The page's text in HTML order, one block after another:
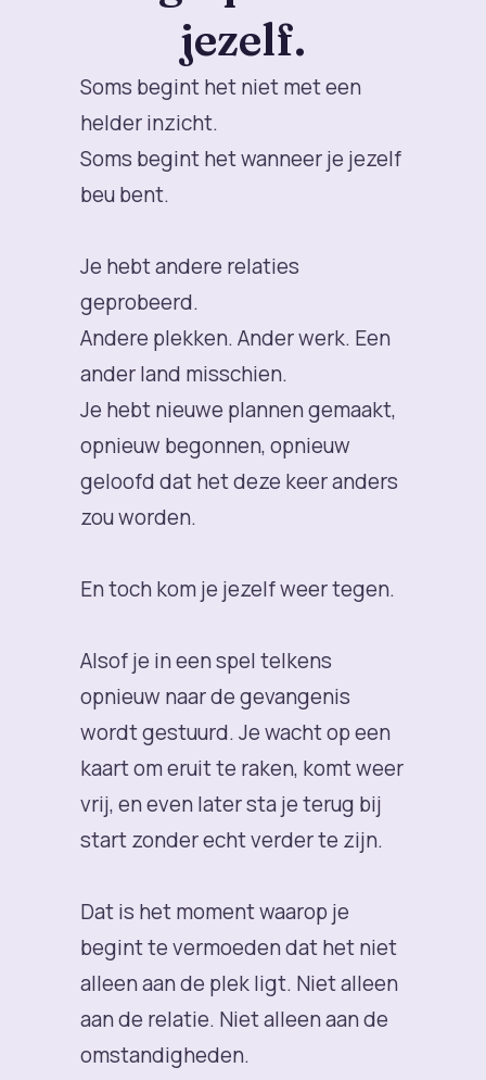
jezelf.
Soms begint het niet met een
helder inzicht.
Soms begint het wanneer je jezelf
beu bent.
Je hebt andere relaties
geprobeerd.
Andere plekken. Ander werk. Een
ander land misschien.
Je hebt nieuwe plannen gemaakt,
opnieuw begonnen, opnieuw
geloofd dat het deze keer anders
zou worden.
En toch kom je jezelf weer tegen.
Alsof je in een spel telkens
opnieuw naar de gevangenis
wordt gestuurd. Je wacht op een
kaart om eruit te raken, komt weer
vrij, en even later sta je terug bij
start zonder echt verder te zijn.
Dat is het moment waarop je
begint te vermoeden dat het niet
alleen aan de plek ligt. Niet alleen
aan de relatie. Niet alleen aan de
omstandigheden.